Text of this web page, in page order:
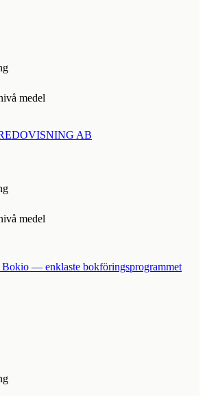
medel
AB
medel
— enklaste bokföringsprogrammet